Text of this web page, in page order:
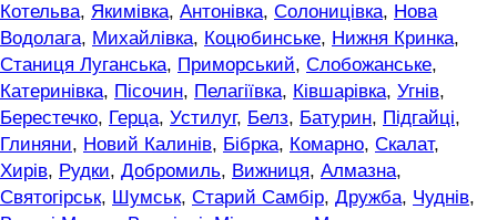
Котельва, Якимівка, Антонівка, Солоницівка, Нова
Водолага, Михайлівка, Коцюбинське, Нижня Кринка,
Станиця Луганська, Приморський, Слобожанське,
Катеринівка, Пісочин, Пелагіївка, Ківшарівка, Угнів,
Берестечко, Герца, Устилуг, Белз, Батурин, Підгайці,
Глиняни, Новий Калинів, Бібрка, Комарно, Скалат,
Хирів, Рудки, Добромиль, Вижниця, Алмазна,
Святогірськ, Шумськ, Старий Самбір, Дружба, Чуднів,